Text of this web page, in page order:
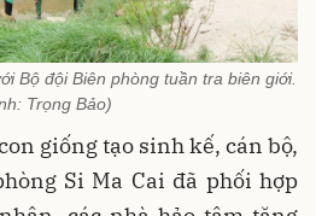
Bộ đội Biên phòng tuần tra biên giới.
Trọng Bảo)
giống tạo sinh kế, cán bộ,
Si Ma Cai đã phối hợp